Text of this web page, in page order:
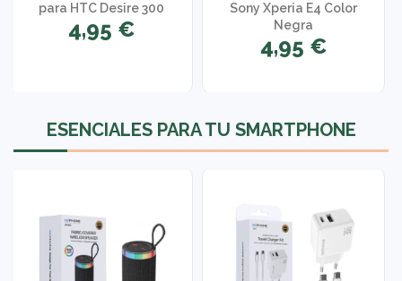
para HTC Desire 300
4,95 €
Sony Xperia E4 Color
Negra
4,95 €
1 opinión
ESENCIALES PARA TU SMARTPHONE